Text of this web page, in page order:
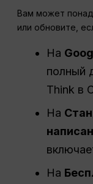
Вам может
или обновите,
На
полный
Think в
На
На